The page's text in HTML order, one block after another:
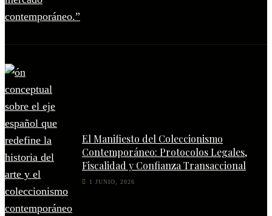
El Manifiesto del Coleccionismo
Contemporáneo: Protocolos Legales,
Fiscalidad y Confianza Transaccional
1 JUNIO, 2026